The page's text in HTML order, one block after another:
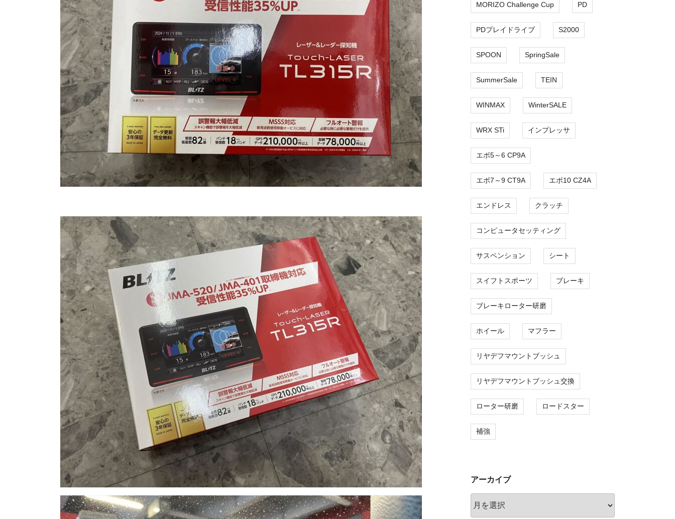
MORIZO Challenge Cup PD
PDプレイドライブ S2000
SPOON SpringSale
SummerSale TEIN
WINMAX WinterSALE
WRX STi インプレッサ
エボ5～6 CP9A
エボ7～9 CT9A エボ10 CZ4A
エンドレス クラッチ
コンピュータセッティング
サスペンション シート
スイフトスポーツ ブレーキ
ブレーキローター研磨
ホイール マフラー
リヤデフマウントブッシュ
リヤデフマウントブッシュ交換
ローター研磨 ロードスター
補強
アーカイブ
ー